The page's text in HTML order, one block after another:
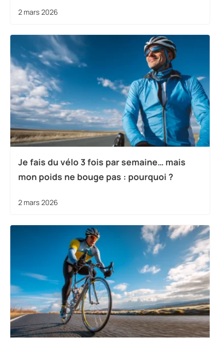
2 mars 2026
Je fais du vélo 3 fois par semaine… mais
mon poids ne bouge pas : pourquoi ?
2 mars 2026